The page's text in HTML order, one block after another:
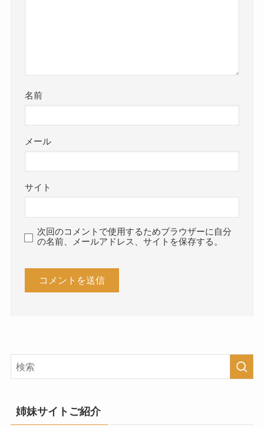
名前
メール
サイト
次回のコメントで使用するためブラウザーに自分
の名前、メールアドレス、サイトを保存する。
姉妹サイトご紹介